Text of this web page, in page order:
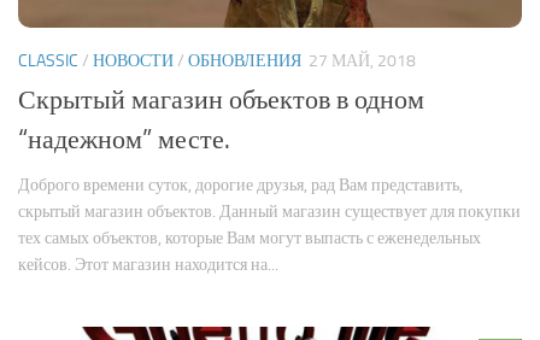
Активность
CLASSIC / НОВОСТИ/ ОБНОВЛЕНИЯ 27 МАЙ, 2018
Скрытый магазин объектов в одном
“надежном” месте.
Доброго времени суток, дорогие друзья, рад Вам представить,
скрытый магазин объектов. Данный магазин существует для покупки
тех самых объектов, которые Вам могут выпасть с еженедельных
кейсов. Этот магазин находится на...